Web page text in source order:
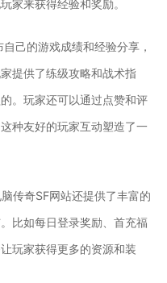
家来获得经验和奖励。
己的游戏成绩和经验分享，
提供了练级攻略和战术指
。玩家还可以通过点赞和评
种友好的玩家互动塑造了一
传奇SF网站还提供了丰富的
比如每日登录奖励、首充福
玩家获得更多的资源和装